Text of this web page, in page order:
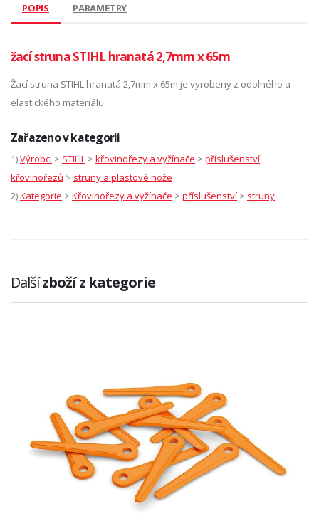
POPIS PARAMETRY
žací struna STIHL hranatá 2,7mm x 65m
Žací struna STIHL hranatá 2,7mm x 65m je vyrobeny z odolného a
elastického materiálu.
Zařazeno v kategorii
1)Výrobci > STIHL > křovinořezy a vyžínače > příslušenství
křovinořezů > struny a plastové nože
2)Kategorie > Křovinořezy a vyžínače > příslušenství > struny
Dalšízboží z kategorie